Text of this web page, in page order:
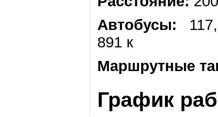
Автобусы:
891 к
Маршрутные
График